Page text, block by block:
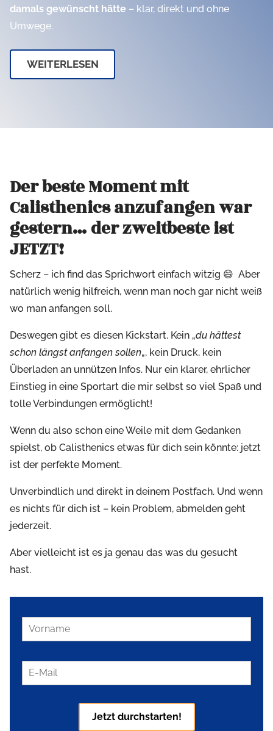
damals gewünscht hätte – klar, direkt und ohne
Umwege.
WEITERLESEN
Der beste Moment mit
Calisthenics anzufangen war
gestern… der zweitbeste ist
JETZT!
Scherz – ich find das Sprichwort einfach witzig 😄 Aber
natürlich wenig hilfreich, wenn man noch gar nicht weiß
wo man anfangen soll.
Deswegen gibt es diesen Kickstart. Kein „du hättest
schon längst anfangen sollen„, kein Druck, kein
Überladen an unnützen Infos. Nur ein klarer, ehrlicher
Einstieg in eine Sportart die mir selbst so viel Spaß und
tolle Verbindungen ermöglicht!
Wenn du also schon eine Weile mit dem Gedanken
spielst, ob Calisthenics etwas für dich sein könnte: jetzt
ist der perfekte Moment.
Unverbindlich und direkt in deinem Postfach. Und wenn
es nichts für dich ist – kein Problem, abmelden geht
jederzeit.
Aber vielleicht ist es ja genau das was du gesucht
hast.